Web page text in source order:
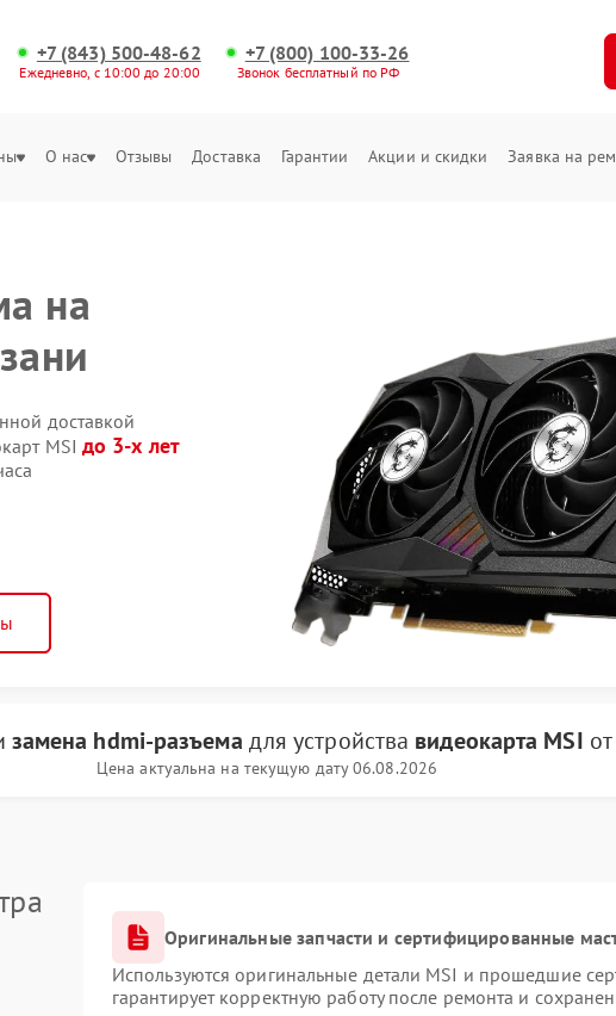
+7 (843) 500-48-62
Ежедневно, с 10:00 до 20:00
+7 (800) 100-33-26
Звонок бесплатный по РФ
О нас Отзывы Доставка Гарантии Акции и скидки Заявка на
на
доставкой
MSI до 3-х лет
замена hdmi-разъема для устройства видеокарта MSI от
Цена актуальна на текущую дату 06.08.2026
Оригинальные запчасти и сертифицированные
Используются оригинальные детали MSI и прошедшие
гарантирует корректную работу после ремонта и